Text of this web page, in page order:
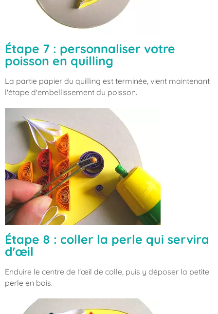
Étape 7 : personnaliser votre
poisson en quilling
La partie papier du quilling est terminée, vient maintenant
l'étape d'embellissement du poisson.
Étape 8 : coller la perle qui servira
d'œil
Enduire le centre de l'œil de colle, puis y déposer la petite
perle en bois.